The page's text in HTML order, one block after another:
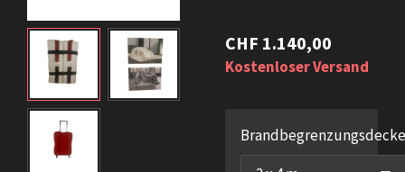
CHF 1.140,00
Kostenloser Versand
Brandbegrenzungsdecke